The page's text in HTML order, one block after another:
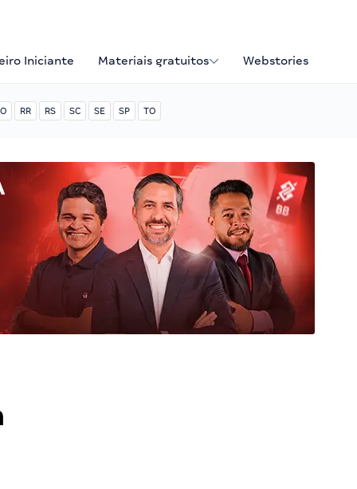
Iniciante Materiais gratuitos Webstories
RR RS SC SE SP TO